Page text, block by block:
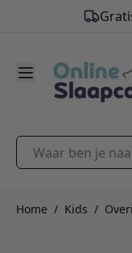
Waar ben je naar
Home / Kids /